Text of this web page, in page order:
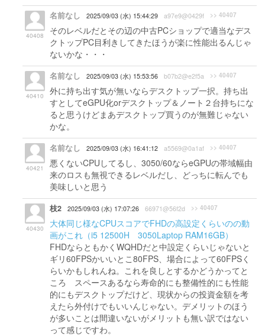
40408
名前なし 2025/09/03 (水) 15:44:29 a97e9@0429f >> 40407
そのレベルだとその辺の中古PCショップで適当なデス
クトップPC目利きしてきたほうが楽に性能出るんじゃ
ないかな・・・
40410
名前なし 2025/09/03 (水) 15:53:56 b07b2@e2f5a >> 40407
外に持ち出す気が無いならデスクトップ一択。持ち出
すとしてeGPU化orデスクトップ＆ノート２台持ちにな
ると思うけどまあデスクトップ買うのが無難じゃない
かな。
40421
名前なし 2025/09/03 (水) 16:41:12 a5569@0a1af >> 40407
悪くないCPUしてるし、3050/60ならeGPUの帯域幅由
来のロスも無視できるレベルだし、どっちに転んでも
美味しいと思う
40430
枝2 2025/09/03 (水) 17:07:26 66971@56f2d >> 40407
大体同じ様なCPUスコアでFHDの高設定くらいのの動
画がこれ（i5 12500H 3050Laptop RAM16GB）
FHDならともかくWQHDだと中設定くらいじゃないと
ギリ60FPSかいいとこ80FPS、場合によって60FPSく
らいかもしれんね。これを良しとするかどうかってと
ころ スペースあるなら寿命的にも整備性的にも性能
的にもデスクトップだけど、現状からの投資金額を考
えたら外付けでもいいんじゃない。デメリットのほう
が多いことは間違いないがメリットも無い訳ではない
って感じですわ。